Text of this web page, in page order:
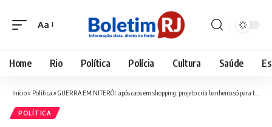
Font
Aa
Home Rio Política Polícia Cultura Saúde
Início» Política » GUERRA EM NITERÓI: após caos em shopping, projeto cria banheiro só para trans
POLÍTICA